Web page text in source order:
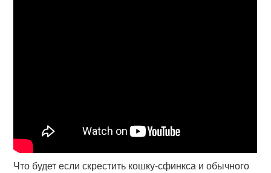
Что будет если скрестить кошку-сфинкса и обычного